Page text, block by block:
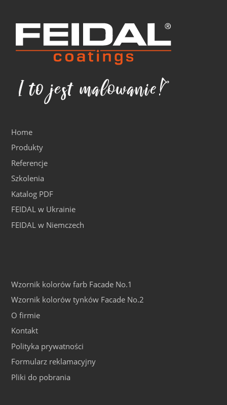
Home
Produkty
Referencje
Szkolenia
Katalog PDF
FEIDAL w Ukrainie
FEIDAL w Niemczech
Wzornik kolorów farb Facade No.1
Wzornik kolorów tynków Facade No.2
O firmie
Kontakt
Polityka prywatności
Formularz reklamacyjny
Pliki do pobrania